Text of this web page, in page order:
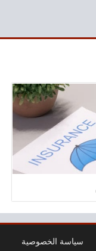
سياسة الخصوصية